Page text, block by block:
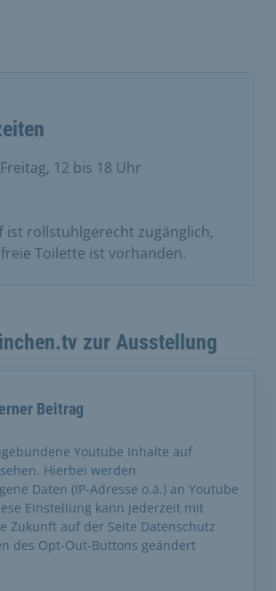
12 bis 18 Uhr
ist rollstuhlgerecht zugänglich,
Toilette ist vorhanden.
zur Ausstellung
Beitrag
Youtube Inhalte auf
Hierbei werden
Daten (IP-Adresse o.ä.) an Youtube
Einstellung kann jederzeit mit
Zukunft auf der Seite Datenschutz
des Opt-Out-Buttons geändert